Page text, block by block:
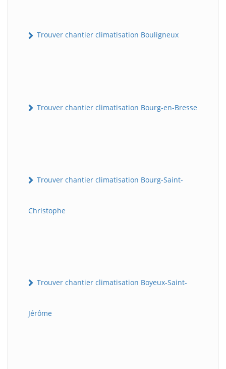
Trouver chantier climatisation Bouligneux
Trouver chantier climatisation Bourg-en-Bresse
Trouver chantier climatisation Bourg-Saint-
Christophe
Trouver chantier climatisation Boyeux-Saint-
Jérôme